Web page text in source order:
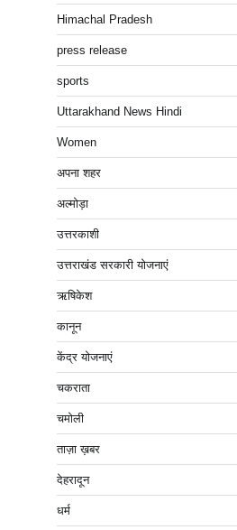
Himachal Pradesh
press release
sports
Uttarakhand News Hindi
Women
अपना शहर
अल्मोड़ा
उत्तरकाशी
उत्तराखंड सरकारी योजनाएं
ऋषिकेश
कानून
केंद्र योजनाएं
चकराता
चमोली
ताज़ा ख़बर
देहरादून
धर्म